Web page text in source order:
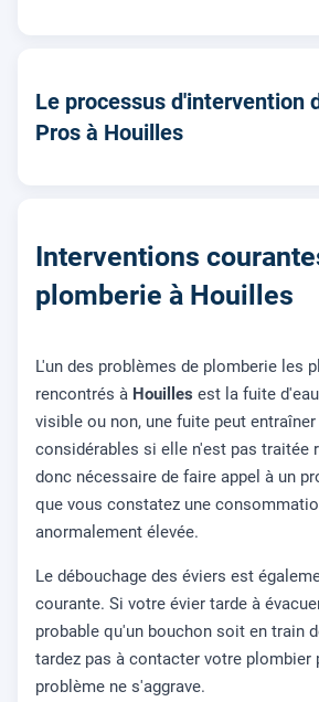
Le processus d'intervention
Pros à Houilles
Interventions
plomberie à Houilles
L'un des problèmes de plomberie les
rencontrés à Houilles est la fuite
visible ou non, une fuite peut
considérables si elle n'est pas traitée
donc nécessaire de faire appel à un
que vous constatez une
anormalement élevée.
Le débouchage des éviers est
courante. Si votre évier tarde à
probable qu'un bouchon soit en train
tardez pas à contacter votre plombier
problème ne s'aggrave.